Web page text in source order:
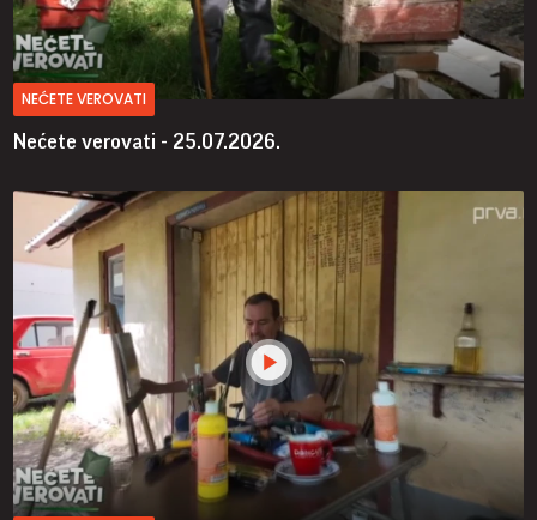
NEĆETE VEROVATI
Nećete verovati - 25.07.2026.